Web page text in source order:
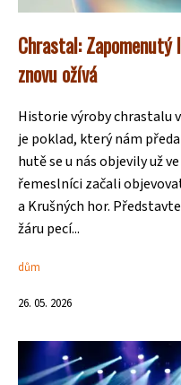
Chrastal:
znovu ožívá
Historie výroby chrastalu
je poklad, který nám
hutě se u nás objevily už
řemeslníci začali
a Krušných hor.
žáru pecí...
dům
26. 05. 2026